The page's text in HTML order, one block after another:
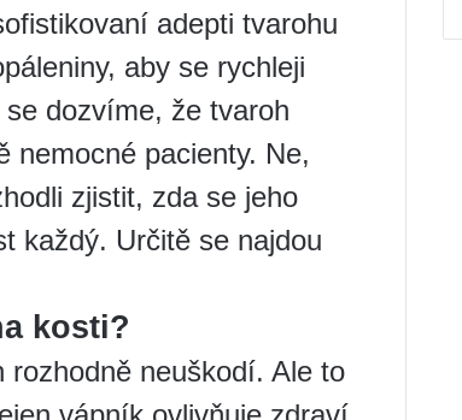
adepti tvarohu
aby se rychleji
dozvíme, že tvaroh
nemocné pacienty. Ne,
zjistit, zda se jeho
každý. Určitě se najdou
kosti?
neuškodí. Ale to